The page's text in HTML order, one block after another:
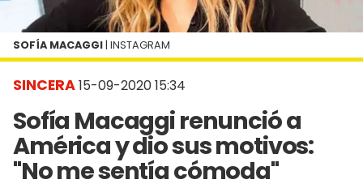
SINCERA15-09-2020 15:34
Sofía Macaggi renunció a
América y dio sus motivos:
"No me sentía cómoda"
SOFÍA MACAGGI | INSTAGRAM